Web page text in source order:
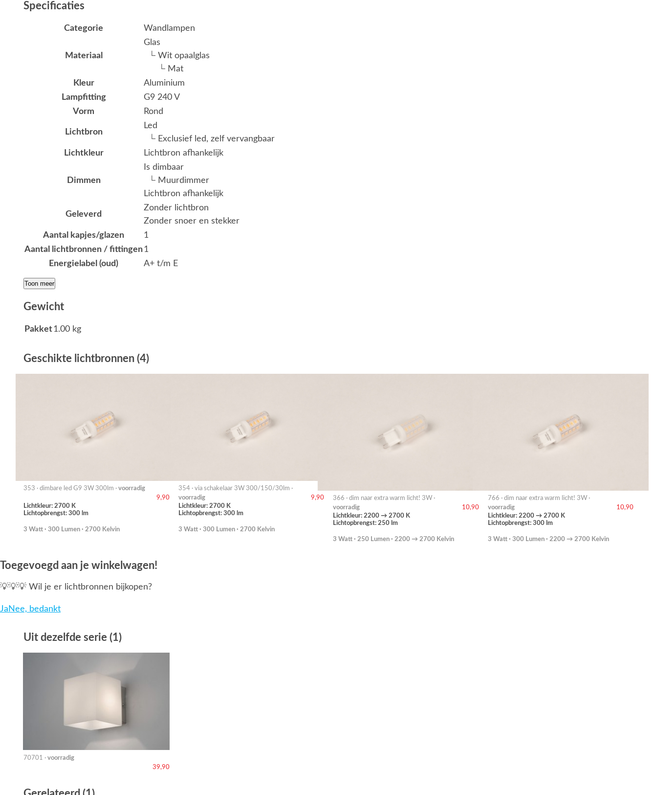
Specificaties
Categorie Wandlampen
Materiaal
Glas
└ Wit opaalglas
└ Mat
Kleur
Aluminium
Lampfitting
G9 240 V
Vorm
Rond
Lichtbron
Led
└ Exclusief led, zelf vervangbaar
Lichtkleur
Lichtbron afhankelijk
Dimmen
Is dimbaar
└ Muurdimmer
Lichtbron afhankelijk
Geleverd
Zonder lichtbron
Zonder snoer en stekker
Aantal kapjes/glazen
1
Aantal lichtbronnen / fittingen1
Energielabel (oud)
A+ t/m E
Toon meer
Gewicht
Pakket1.00 kg
Geschikte lichtbronnen (4)
353 · dimbare led G9 3W 300lm · voorradig
9,90
Lichtkleur: 2700 K
Lichtopbrengst: 300 lm
3 Watt · 300 Lumen · 2700 Kelvin
354 · via schakelaar 3W 300/150/30lm ·
voorradig
9,90
Lichtkleur: 2700 K
Lichtopbrengst: 300 lm
3 Watt · 300 Lumen · 2700 Kelvin
366 · dim naar extra warm licht! 3W ·
voorradig
10,90
Lichtkleur: 2200 → 2700 K
Lichtopbrengst: 250 lm
3 Watt · 250 Lumen · 2200 → 2700 Kelvin
766 · dim naar extra warm licht! 3W ·
voorradig
10,90
Lichtkleur: 2200 → 2700 K
Lichtopbrengst: 300 lm
3 Watt · 300 Lumen · 2200 → 2700 Kelvin
Toegevoegd aan je winkelwagen!
💡💡💡 Wil je er lichtbronnen bijkopen?
Ja Nee, bedankt
Uit dezelfde serie (1)
70701 · voorradig
39,90